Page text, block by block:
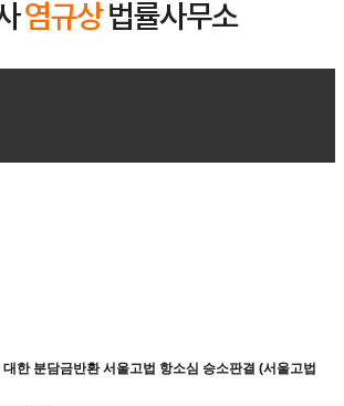
한 분담금반환 서울고법 항소심 승소판결 (서울고법